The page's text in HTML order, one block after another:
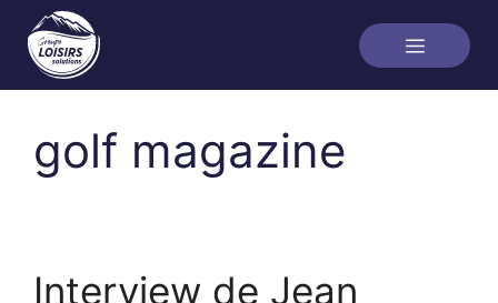
golf magazine
Interview de Jean